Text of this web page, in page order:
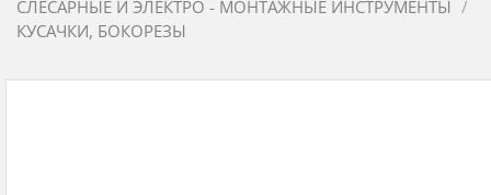
СЛЕСАРНЫЕ И ЭЛЕКТРО - МОНТАЖНЫЕ ИНСТРУМЕНТЫ
КУСАЧКИ, БОКОРЕЗЫ